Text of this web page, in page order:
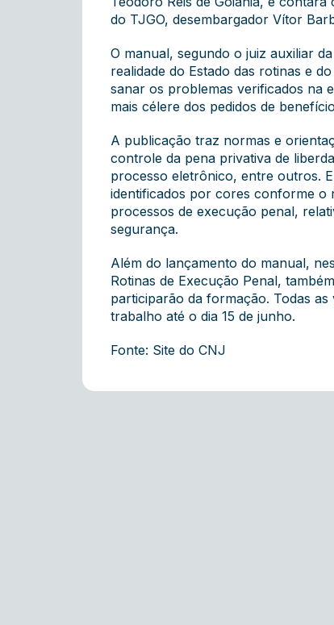
do TJGO, desembargador Vítor
O manual, segundo o juiz auxiliar
realidade do Estado das rotinas e
sanar os problemas verificados na
mais célere dos pedidos de
A publicação traz normas e
controle da pena privativa de
processo eletrônico, entre outros.
identificados por cores conforme o
processos de execução penal,
segurança.
Além do lançamento do manual,
Rotinas de Execução Penal,
participarão da formação. Todas
trabalho até o dia 15 de junho.
Fonte: Site do CNJ